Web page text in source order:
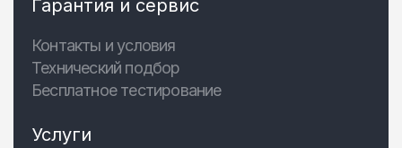
Гарантия и сервис
Контакты и условия
Технический подбор
Бесплатное тестирование
Услуги